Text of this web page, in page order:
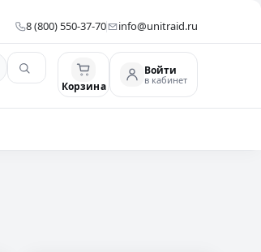
8 (800) 550-37-70 info@unitraid.ru
Корзина
Войти
в кабинет